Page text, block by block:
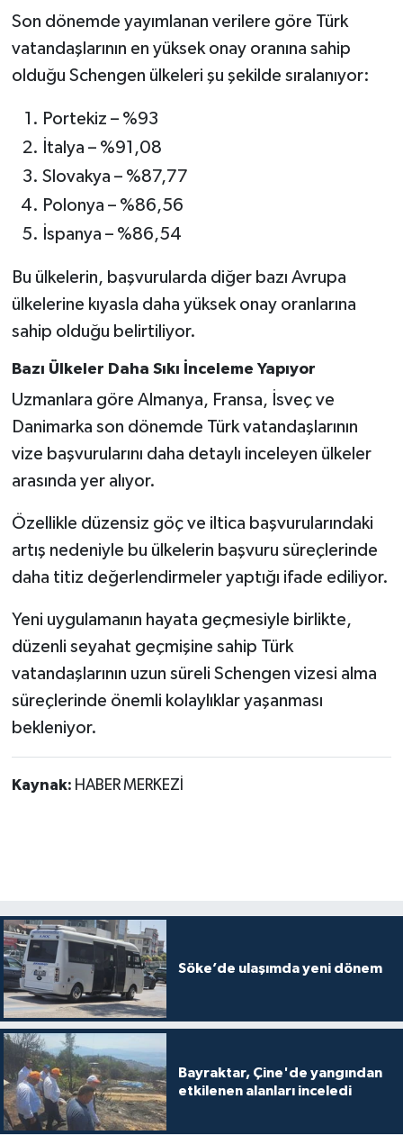
Son dönemde yayımlanan verilere göre Türk
vatandaşlarının en yüksek onay oranına sahip
olduğu Schengen ülkeleri şu şekilde sıralanıyor:
Portekiz – %93
İtalya – %91,08
Slovakya – %87,77
Polonya – %86,56
İspanya – %86,54
Bu ülkelerin, başvurularda diğer bazı Avrupa
ülkelerine kıyasla daha yüksek onay oranlarına
sahip olduğu belirtiliyor.
Bazı Ülkeler Daha Sıkı İnceleme Yapıyor
Uzmanlara göre Almanya, Fransa, İsveç ve
Danimarka son dönemde Türk vatandaşlarının
vize başvurularını daha detaylı inceleyen ülkeler
arasında yer alıyor.
Özellikle düzensiz göç ve iltica başvurularındaki
artış nedeniyle bu ülkelerin başvuru süreçlerinde
daha titiz değerlendirmeler yaptığı ifade ediliyor.
Yeni uygulamanın hayata geçmesiyle birlikte,
düzenli seyahat geçmişine sahip Türk
vatandaşlarının uzun süreli Schengen vizesi alma
süreçlerinde önemli kolaylıklar yaşanması
bekleniyor.
Kaynak: HABER MERKEZİ
Söke’de ulaşımda yeni dönem
Bayraktar, Çine'de yangından
etkilenen alanları inceledi